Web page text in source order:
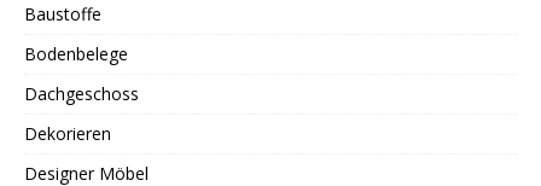
Baustoffe
Bodenbelege
Dachgeschoss
Dekorieren
Designer Möbel